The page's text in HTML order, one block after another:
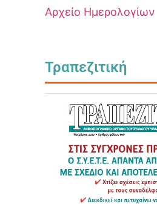
Αρχείο Ημερολογίων
Τραπεζιτική